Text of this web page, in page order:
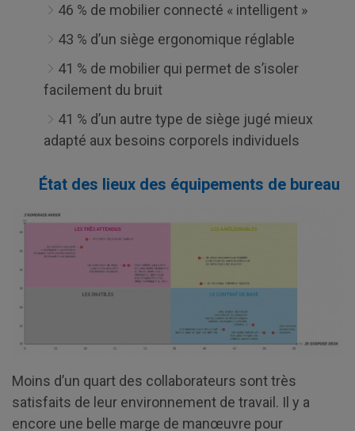
46 % de mobilier connecté « intelligent »
43 % d’un siège ergonomique réglable
41 % de mobilier qui permet de s’isoler
facilement du bruit
41 % d’un autre type de siège jugé mieux
adapté aux besoins corporels individuels
État des lieux des équipements de bureau
Moins d’un quart des collaborateurs sont très
satisfaits de leur environnement de travail. Il y a
encore une belle marge de manœuvre pour